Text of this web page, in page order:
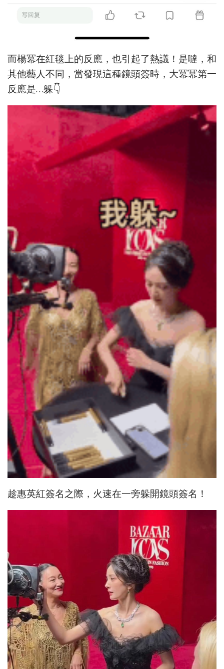
而楊冪在紅毯上的反應，也引起了熱議！是噠，和
其他藝人不同，當發現這種鏡頭簽時，大冪冪第一
反應是…躲👇
趁惠英紅簽名之際，火速在一旁躲開鏡頭簽名！